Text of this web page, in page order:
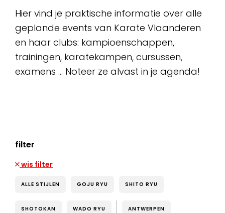
Hier vind je praktische informatie over alle
geplande events van Karate Vlaanderen
en haar clubs: kampioenschappen,
trainingen, karatekampen, cursussen,
examens … Noteer ze alvast in je agenda!
filter
wis filter
ALLE STIJLEN GOJU RYU SHITO RYU
SHOTOKAN WADO RYU ANTWERPEN